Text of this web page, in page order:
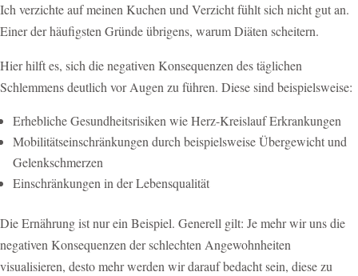
Ich verzichte auf meinen Kuchen und Verzicht fühlt sich nicht gut an.
Einer der häufigsten Gründe übrigens, warum Diäten scheitern.
Hier hilft es, sich die negativen Konsequenzen des täglichen
Schlemmens deutlich vor Augen zu führen. Diese sind beispielsweise:
Erhebliche Gesundheitsrisiken wie Herz-Kreislauf Erkrankungen
Mobilitätseinschränkungen durch beispielsweise Übergewicht und
Gelenkschmerzen
Einschränkungen in der Lebensqualität
Die Ernährung ist nur ein Beispiel. Generell gilt: Je mehr wir uns die
negativen Konsequenzen der schlechten Angewohnheiten
visualisieren, desto mehr werden wir darauf bedacht sein, diese zu